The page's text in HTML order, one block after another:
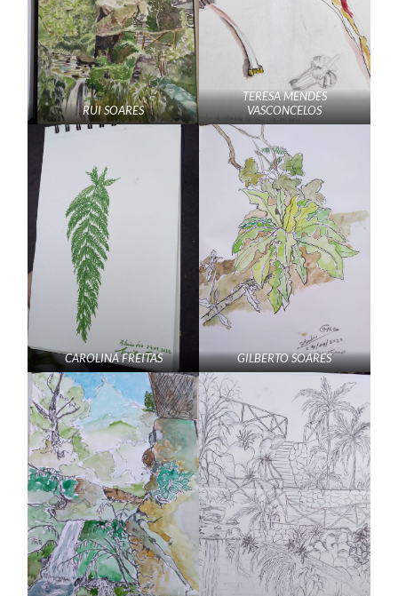
RUI SOARES
TERESA MENDES
VASCONCELOS
CAROLINA FREITAS GILBERTO SOARES